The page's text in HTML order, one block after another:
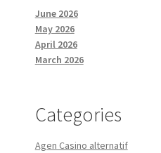
June 2026
May 2026
April 2026
March 2026
Categories
Agen Casino alternatif